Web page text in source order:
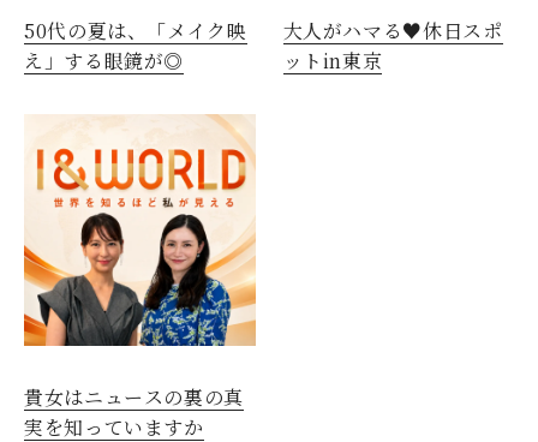
50代の夏は、「メイク映
え」する眼鏡が◎
大人がハマる♥休日スポ
ットin東京
貴女はニュースの裏の真
実を知っていますか